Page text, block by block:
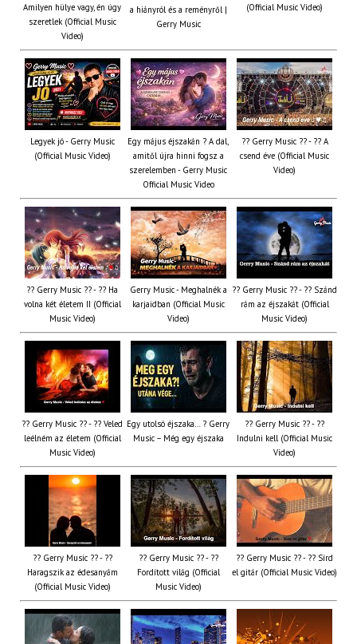
Amilyen hülye vagy, én úgy
szeretlek (Official Music
Video)
a hiányról és a reményről |
Gerry Music
(Official Music Video)
Legyek jó - Gerry Music
(Official Music Video)
Egy május éjszakán ? A dal,
amitől újra hinni fogsz a
szerelemben - Gerry Music
Official Music Video
?? Gerry Music ?? - ?? A
csend éve (Official Music
Video)
?? Gerry Music ?? - ?? Ha
volna két életem II (Official
Music Video)
Gerry Music - Meghalnék a
karjaidban (Official Music
Video)
?? Gerry Music ?? - ?? Szánd
rám az éjszakát (Official
Music Video)
?? Gerry Music ?? - ?? Veled
leélném az életem (Official
Music Video)
Egy utolsó éjszaka… ? Gerry
Music – Még egy éjszaka
?? Gerry Music ?? - ??
Indulni kell (Official Music
Video)
?? Gerry Music ?? - ??
Haragszik az édesanyám
(Official Music Video)
?? Gerry Music ?? - ??
Fordított világ (Official
Music Video)
?? Gerry Music ?? - ?? Sírd
el gitár (Official Music Video)